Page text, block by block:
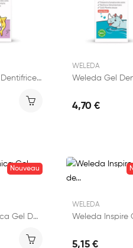
Weleda Gel Dentifrice Junior 50ml
WELEDA
4,70 €
Nouveau
Weleda Arnica Gel Douche Sport 200ml
WELEDA
5,15 €